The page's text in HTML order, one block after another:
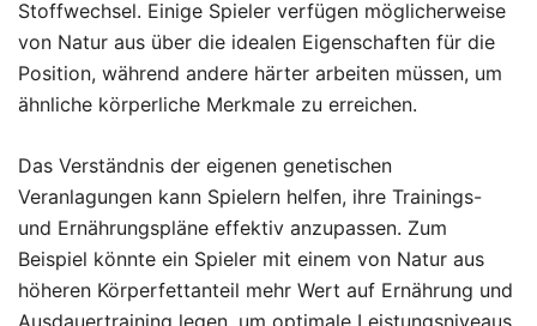
Stoffwechsel. Einige Spieler verfügen möglicherweise
von Natur aus über die idealen Eigenschaften für die
Position, während andere härter arbeiten müssen, um
ähnliche körperliche Merkmale zu erreichen.
Das Verständnis der eigenen genetischen
Veranlagungen kann Spielern helfen, ihre Trainings-
und Ernährungspläne effektiv anzupassen. Zum
Beispiel könnte ein Spieler mit einem von Natur aus
höheren Körperfettanteil mehr Wert auf Ernährung und